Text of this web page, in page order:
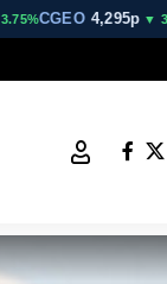
CGEO4,295p▼ 3.81%